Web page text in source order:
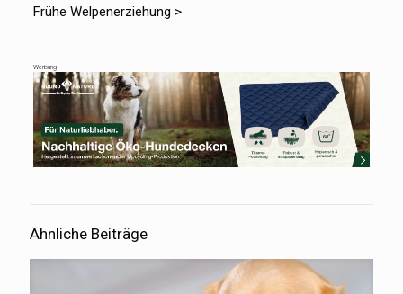
Frühe Welpenerziehung >
Werbung
Ähnliche Beiträge